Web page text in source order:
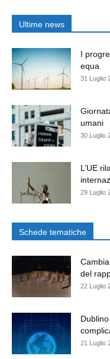
Ultime news
I
equa
31 Luglio
umani
30 Luglio
L’UE
29 Luglio
Schede tematiche
del
22 Luglio
21 Luglio